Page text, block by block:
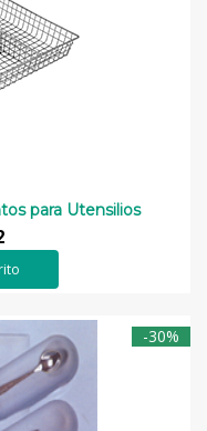
para Utensilios
-30%